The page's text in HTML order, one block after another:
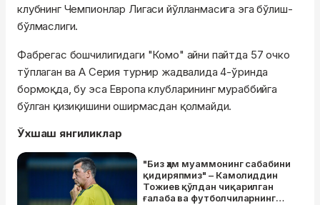
клубнинг Чемпионлар Лигаси йўлланмасига эга бўлиш-
бўлмаслиги.
Фабрегас бошчилигидаги "Комо" айни пайтда 57 очко
тўплаган ва А Серия турнир жадвалида 4-ўринда
бормоқда, бу эса Европа клубларининг мураббийга
бўлган қизиқишини оширмасдан қолмайди.
Ўхшаш янгиликлар
"Биз ҳам муаммонинг сабабини
қидиряпмиз" – Камолиддин
Тожиев қўлдан чиқарилган
ғалаба ва футболчиларнинг